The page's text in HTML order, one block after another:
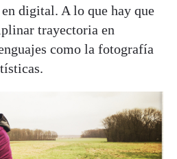
digital. A lo que hay que
trayectoria en
como la fotografía